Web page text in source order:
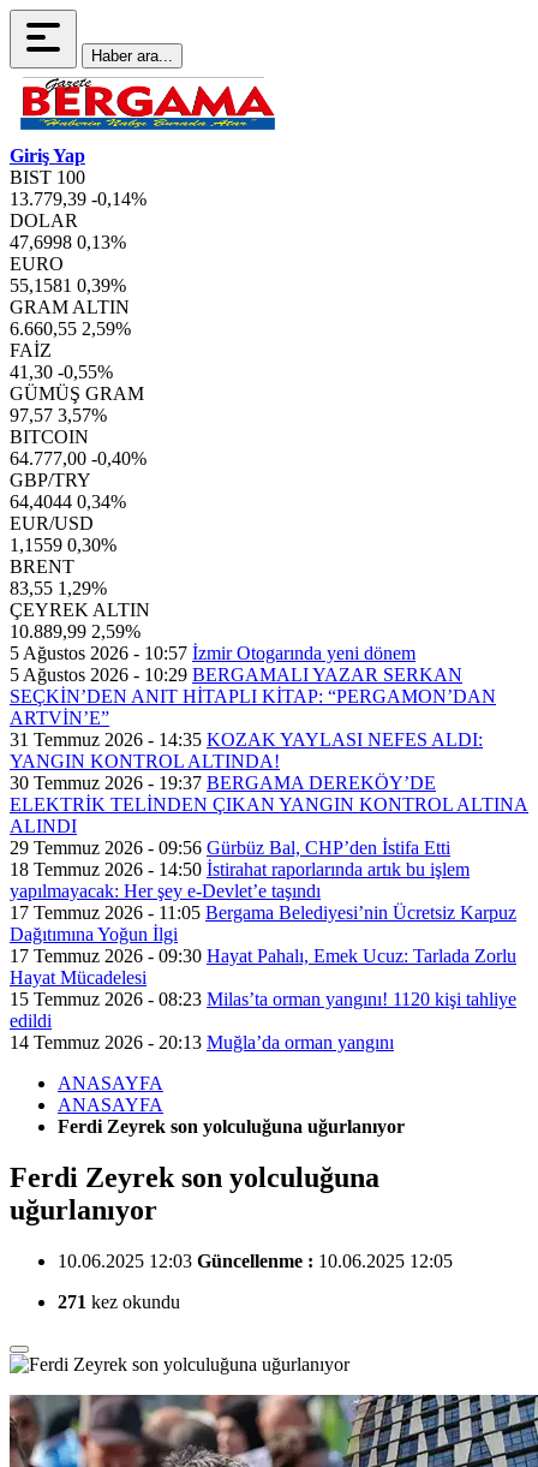
Haber ara...
Giriş Yap
BIST 100
13.779,39 -0,14%
DOLAR
47,6998 0,13%
EURO
55,1581 0,39%
GRAM ALTIN
6.660,55 2,59%
FAİZ
41,30 -0,55%
GÜMÜŞ GRAM
97,57 3,57%
BITCOIN
64.777,00 -0,40%
GBP/TRY
64,4044 0,34%
EUR/USD
1,1559 0,30%
BRENT
83,55 1,29%
ÇEYREK ALTIN
10.889,99 2,59%
5 Ağustos 2026 - 10:57 İzmir Otogarında yeni dönem
5 Ağustos 2026 - 10:29 BERGAMALI YAZAR SERKAN
SEÇKİN’DEN ANIT HİTAPLI KİTAP: “PERGAMON’DAN
ARTVİN’E”
31 Temmuz 2026 - 14:35 KOZAK YAYLASI NEFES ALDI:
YANGIN KONTROL ALTINDA!
30 Temmuz 2026 - 19:37 BERGAMA DEREKÖY’DE
ELEKTRİK TELİNDEN ÇIKAN YANGIN KONTROL ALTINA
ALINDI
29 Temmuz 2026 - 09:56 Gürbüz Bal, CHP’den İstifa Etti
18 Temmuz 2026 - 14:50 İstirahat raporlarında artık bu işlem
yapılmayacak: Her şey e-Devlet’e taşındı
17 Temmuz 2026 - 11:05 Bergama Belediyesi’nin Ücretsiz Karpuz
Dağıtımına Yoğun İlgi
17 Temmuz 2026 - 09:30 Hayat Pahalı, Emek Ucuz: Tarlada Zorlu
Hayat Mücadelesi
15 Temmuz 2026 - 08:23 Milas’ta orman yangını! 1120 kişi tahliye
edildi
14 Temmuz 2026 - 20:13 Muğla’da orman yangını
ANASAYFA
ANASAYFA
Ferdi Zeyrek son yolculuğuna uğurlanıyor
Ferdi Zeyrek son yolculuğuna
uğurlanıyor
10.06.2025 12:03 Güncellenme : 10.06.2025 12:05
271 kez okundu